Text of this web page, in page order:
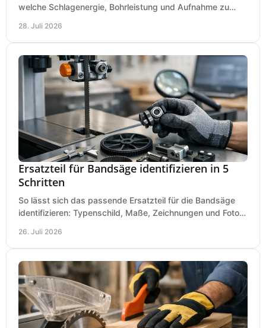
welche Schlagenergie, Bohrleistung und Aufnahme zu
28. Juli 2026
Ersatzteil für Bandsäge identifizieren in 5
Schritten
So lässt sich das passende Ersatzteil für die Bandsäge
identifizieren: Typenschild, Maße, Zeichnungen und Fotos
26. Juli 2026